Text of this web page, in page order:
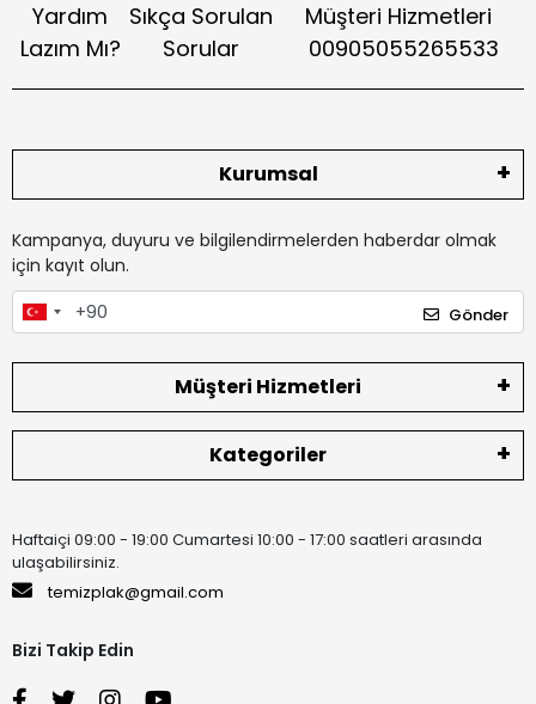
Yardım
Lazım Mı?
Sıkça Sorulan
Sorular
Müşteri Hizmetleri
00905055265533
Kurumsal
Kampanya, duyuru ve bilgilendirmelerden haberdar olmak
için kayıt olun.
Gönder
Müşteri Hizmetleri
Kategoriler
Haftaiçi 09:00 - 19:00 Cumartesi 10:00 - 17:00 saatleri arasında
ulaşabilirsiniz.
temizplak@gmail.com
Bizi Takip Edin